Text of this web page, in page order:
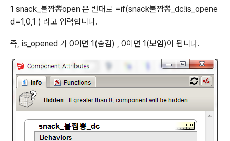
1 snack_불짬뽕open 은 반대로 =if(snack불짬뽕_dc!is_opene
d=1,0,1 ) 라고 입력합니다.
즉, is_opened 가 0이면 1(숨김) , 0이면 1(보임)이 됩니다.